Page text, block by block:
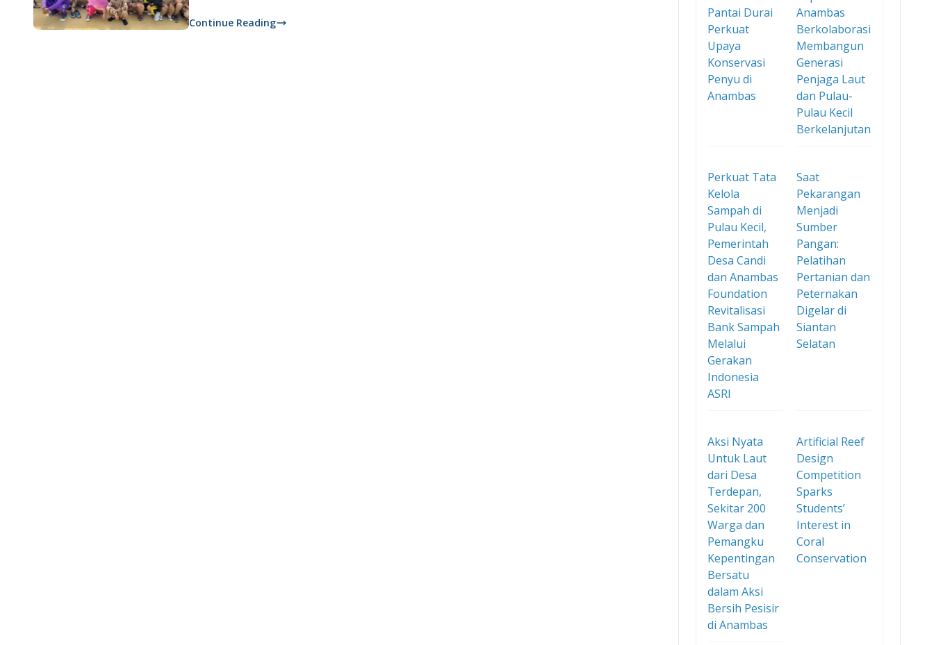
Continue Reading
Pantai Durai
Perkuat
Upaya
Konservasi
Penyu di
Anambas
Anambas
Berkolaborasi
Membangun
Generasi
Penjaga Laut
dan Pulau-
Pulau Kecil
Berkelanjutan
Perkuat Tata
Kelola
Sampah di
Pulau Kecil,
Pemerintah
Desa Candi
dan Anambas
Foundation
Revitalisasi
Bank Sampah
Melalui
Gerakan
Indonesia
ASRI
Saat
Pekarangan
Menjadi
Sumber
Pangan:
Pelatihan
Pertanian dan
Peternakan
Digelar di
Siantan
Selatan
Aksi Nyata
Untuk Laut
dari Desa
Terdepan,
Sekitar 200
Warga dan
Pemangku
Kepentingan
Bersatu
dalam Aksi
Bersih Pesisir
di Anambas
Artificial Reef
Design
Competition
Sparks
Students’
Interest in
Coral
Conservation